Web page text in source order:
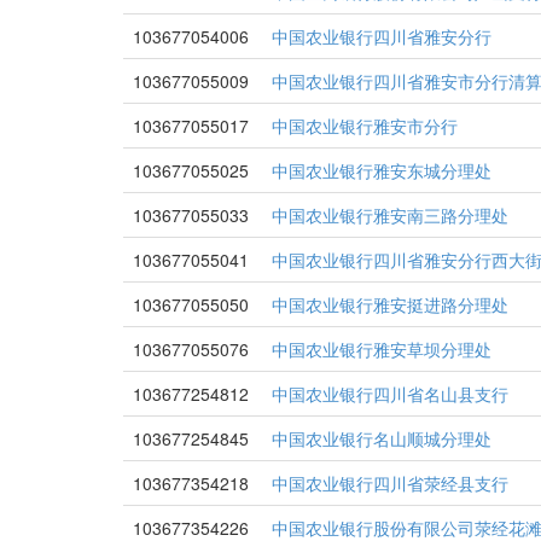
103677054006
中国农业银行四川省雅安分行
103677055009
中国农业银行四川省雅安市分行清
103677055017
中国农业银行雅安市分行
103677055025
中国农业银行雅安东城分理处
103677055033
中国农业银行雅安南三路分理处
103677055041
中国农业银行四川省雅安分行西大
103677055050
中国农业银行雅安挺进路分理处
103677055076
中国农业银行雅安草坝分理处
103677254812
中国农业银行四川省名山县支行
103677254845
中国农业银行名山顺城分理处
103677354218
中国农业银行四川省荥经县支行
103677354226
中国农业银行股份有限公司荥经花